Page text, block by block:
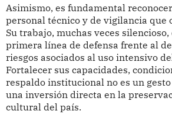
Asimismo, es fundamental
personal técnico y de vigilancia que
Su trabajo, muchas veces
primera línea de defensa frente al
riesgos asociados al uso intensivo
Fortalecer sus capacidades,
respaldo institucional no es un
una inversión directa en la
cultural del país.